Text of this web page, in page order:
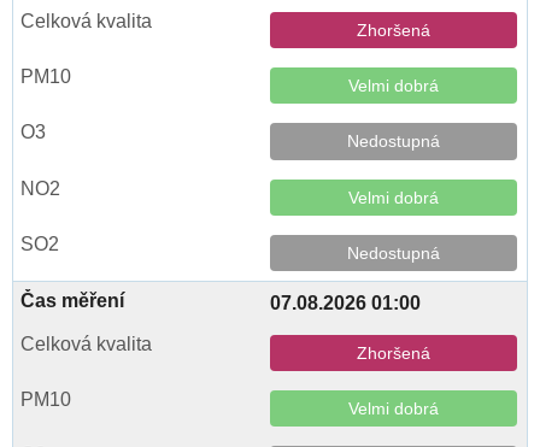
Zhoršená
Velmi dobrá
Nedostupná
Velmi dobrá
Nedostupná
07.08.2026 01:00
Zhoršená
Velmi dobrá